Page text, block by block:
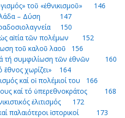
τοῦ «ἐθνικισμοῦ» 146
– Δύση 147
150
αἰτία τῶν πολέμων 152
τοῦ καλοῦ λαοῦ 156
τή συμφιλίωση τῶν ἐθνῶν 160
χωρίζει» 164
καί οἱ πολέμιοί του 166
καί τό ὑπερεθνοκράτος 168
ἐλιτισμός 172
παλαιότεροι ἱστορικοί 173